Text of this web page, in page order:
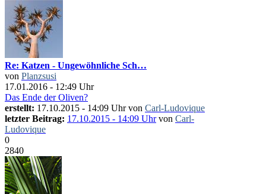
Re: Katzen - Ungewöhnliche Sch…
von Planzsusi
17.01.2016 - 12:49 Uhr
Das Ende der Oliven?
erstellt: 17.10.2015 - 14:09 Uhr von Carl-Ludovique
letzter Beitrag: 17.10.2015 - 14:09 Uhrvon Carl-
Ludovique
0
2840